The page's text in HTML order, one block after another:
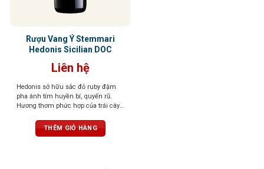
Rượu Vang Ý Stemmari
Hedonis Sicilian DOC
Liên hệ
Hedonis sở hữu sắc đỏ ruby đậm
pha ánh tím huyền bí, quyến rũ.
Hương thơm phức hợp của trái cây
thoảng hạnh nhân, vani và thuốc lá
tinh tế. Vị vang tròn trịa, chát êm,
THÊM GIỎ HÀNG